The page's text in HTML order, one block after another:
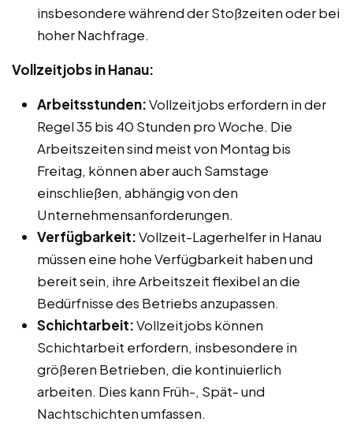
insbesondere während der Stoßzeiten oder bei
hoher Nachfrage.
Vollzeitjobs in Hanau:
Arbeitsstunden:Vollzeitjobs erfordern in der
Regel 35 bis 40 Stunden pro Woche. Die
Arbeitszeiten sind meist von Montag bis
Freitag, können aber auch Samstage
einschließen, abhängig von den
Unternehmensanforderungen.
Verfügbarkeit:Vollzeit-Lagerhelfer in Hanau
müssen eine hohe Verfügbarkeit haben und
bereit sein, ihre Arbeitszeit flexibel an die
Bedürfnisse des Betriebs anzupassen.
Schichtarbeit:Vollzeitjobs können
Schichtarbeit erfordern, insbesondere in
größeren Betrieben, die kontinuierlich
arbeiten. Dies kann Früh-, Spät- und
Nachtschichten umfassen.